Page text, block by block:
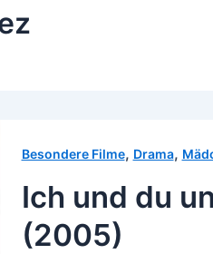
Besondere Filme, Drama,
Ich und du
(2005)